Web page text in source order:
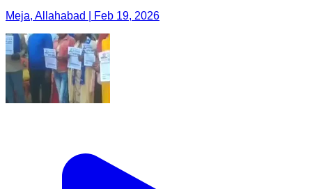
Meja, Allahabad | Feb 19, 2026